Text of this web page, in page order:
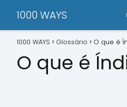
1000 WAYS
1000 WAYS Glossário O que é
O que é